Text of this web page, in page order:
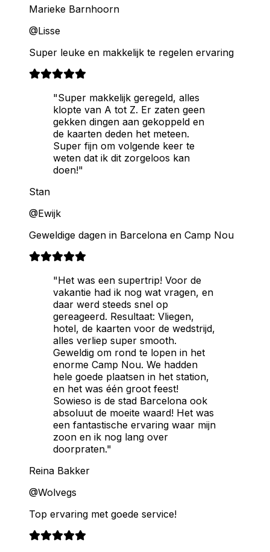
Marieke Barnhoorn
@Lisse
Super leuke en makkelijk te regelen ervaring
"Super makkelijk geregeld, alles
klopte van A tot Z. Er zaten geen
gekken dingen aan gekoppeld en
de kaarten deden het meteen.
Super fijn om volgende keer te
weten dat ik dit zorgeloos kan
doen!"
Stan
@Ewijk
Geweldige dagen in Barcelona en Camp Nou
"Het was een supertrip! Voor de
vakantie had ik nog wat vragen, en
daar werd steeds snel op
gereageerd. Resultaat: Vliegen,
hotel, de kaarten voor de wedstrijd,
alles verliep super smooth.
Geweldig om rond te lopen in het
enorme Camp Nou. We hadden
hele goede plaatsen in het station,
en het was één groot feest!
Sowieso is de stad Barcelona ook
absoluut de moeite waard! Het was
een fantastische ervaring waar mijn
zoon en ik nog lang over
doorpraten."
Reina Bakker
@Wolvegs
Top ervaring met goede service!